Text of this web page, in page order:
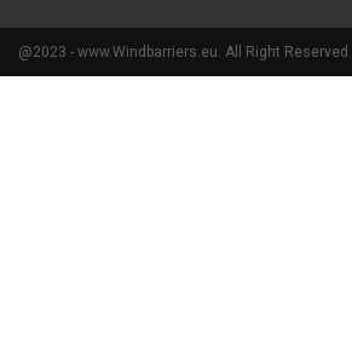
@2023 - www.Windbarriers.eu. All Right Reserved.